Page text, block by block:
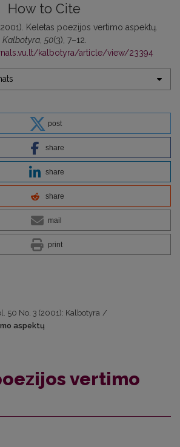
How to Cite
Keletas poezijos vertimo aspektų.
Kalbotyra, 50(3), 7–12.
kalbotyra/article/view/23394
post
share
share
share
mail
print
50 No. 3 (2001): Kalbotyra /
aspektų
vertimo